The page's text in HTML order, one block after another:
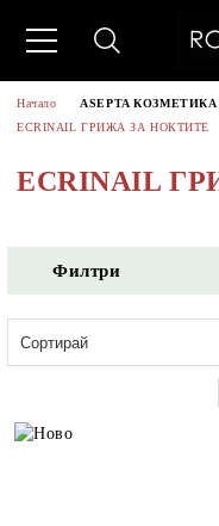
Начало
ASEPTA
ECRINAIL ГРИЖА ЗА НОКТИТЕ
ECRINAIL
Филтри